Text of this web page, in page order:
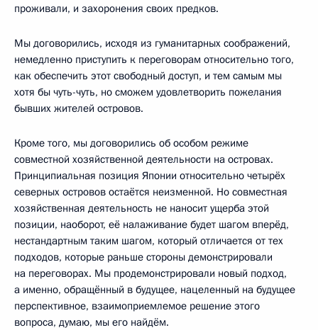
проживали, и захоронения своих предков.
Мы договорились, исходя из гуманитарных соображений,
немедленно приступить к переговорам относительно того,
как обеспечить этот свободный доступ, и тем самым мы
хотя бы чуть-чуть, но сможем удовлетворить пожелания
бывших жителей островов.
Кроме того, мы договорились об особом режиме
совместной хозяйственной деятельности на островах.
Принципиальная позиция Японии относительно четырёх
северных островов остаётся неизменной. Но совместная
хозяйственная деятельность не наносит ущерба этой
позиции, наоборот, её налаживание будет шагом вперёд,
нестандартным таким шагом, который отличается от тех
подходов, которые раньше стороны демонстрировали
на переговорах. Мы продемонстрировали новый подход,
а именно, обращённый в будущее, нацеленный на будущее
перспективное, взаимоприемлемое решение этого
вопроса, думаю, мы его найдём.